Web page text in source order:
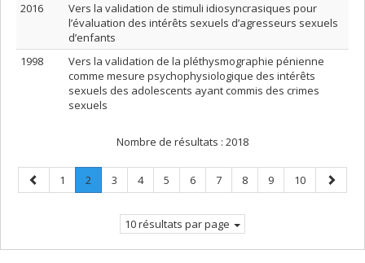
2016
Vers la validation de stimuli idiosyncrasiques pour
l’évaluation des intérêts sexuels d’agresseurs sexuels
d’enfants
1998
Vers la validation de la pléthysmographie pénienne
comme mesure psychophysiologique des intérêts
sexuels des adolescents ayant commis des crimes
sexuels
Nombre de résultats : 2018
Page
précédente
Page
1 Page
2
Page
Page
3 Page
4 Page
5 Page
6 Page
7 Page
8 Page
9 Page
10
Page
10 résultats par page